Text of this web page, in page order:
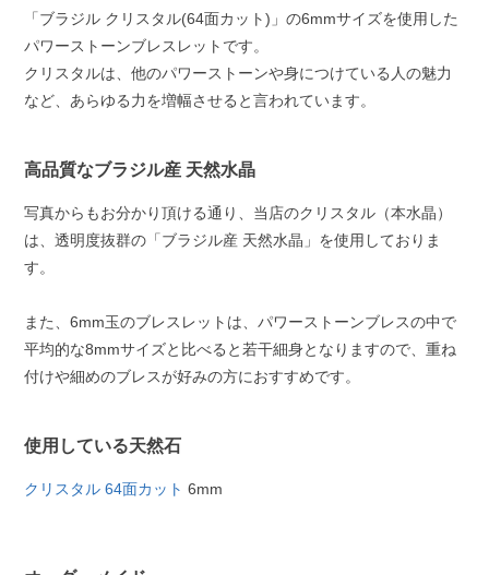
「ブラジル クリスタル(64面カット)」の6mmサイズを使用した
パワーストーンブレスレットです。
クリスタルは、他のパワーストーンや身につけている人の魅力
など、あらゆる力を増幅させると言われています。
高品質なブラジル産 天然水晶
写真からもお分かり頂ける通り、当店のクリスタル（本水晶）
は、透明度抜群の「ブラジル産 天然水晶」を使用しておりま
す。
また、6mm玉のブレスレットは、パワーストーンブレスの中で
平均的な8mmサイズと比べると若干細身となりますので、重ね
付けや細めのブレスが好みの方におすすめです。
使用している天然石
クリスタル 64面カット 6mm